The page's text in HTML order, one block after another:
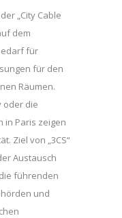
„City Cable
dem
für
für den
Räumen.
oder die
in Paris zeigen
Ziel von „3CS“
Austausch
führenden
und